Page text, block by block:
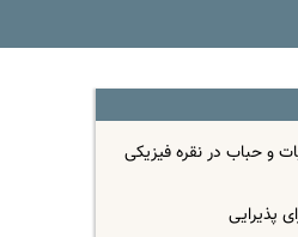
و حباب در نقره فیزیکی
پذیرایی